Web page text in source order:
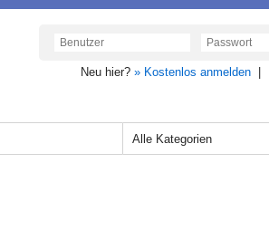
Neu hier? » Kostenlos anmelden
Alle Kategorien